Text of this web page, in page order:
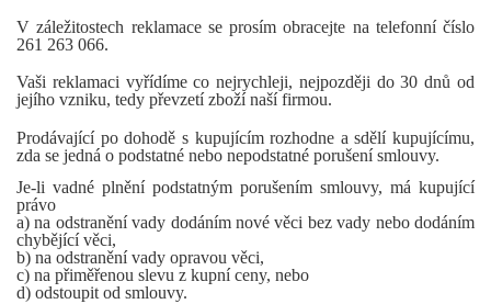
V záležitostech reklamace se prosím obracejte na telefonní číslo
261 263 066.
Vaši reklamaci vyřídíme co nejrychleji, nejpozději do 30 dnů od
jejího vzniku, tedy převzetí zboží naší firmou.
Prodávající po dohodě s kupujícím rozhodne a sdělí kupujícímu,
zda se jedná o podstatné nebo nepodstatné porušení smlouvy.
Je-li vadné plnění podstatným porušením smlouvy, má kupující
právo
a) na odstranění vady dodáním nové věci bez vady nebo dodáním
chybějící věci,
b) na odstranění vady opravou věci,
c) na přiměřenou slevu z kupní ceny, nebo
d) odstoupit od smlouvy.